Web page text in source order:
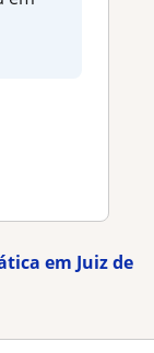
em Juiz de